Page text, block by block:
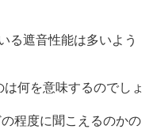
る遮音性能は多いよう
何を意味するのでしょ
程度に聞こえるのかの